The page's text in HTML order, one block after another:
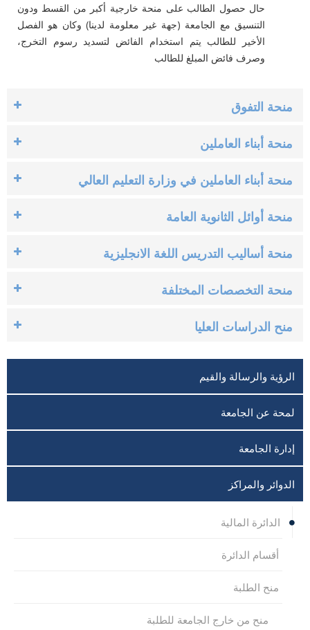
حال حصول الطالب على منحة خارجية أكبر من القسط ودون
التنسيق مع الجامعة (جهة غير معلومة لدينا) وكان هو الفصل
الأخير للطالب يتم استخدام الفائض لتسديد رسوم التخرج،
وصرف فائض المبلغ للطالب
منحة التفوق
منحة أبناء العاملين
منحة أبناء العاملين في وزارة التعليم العالي
منحة أوائل الثانوية العامة
منحة أساليب التدريس اللغة الانجليزية
منحة التخصصات المختلفة
منح الدراسات العليا
الرؤية والرسالة والقيم
لمحة عن الجامعة
إدارة الجامعة
الدوائر والمراكز
الدائرة المالية
أقسام الدائرة
منح الطلبة
منح من خارج الجامعة للطلبة